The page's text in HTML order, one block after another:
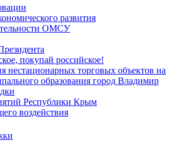
развития
ОМСУ
покупай российское!
нестационарных торговых объектов на
образования город Владимир
Республики Крым
воздействия